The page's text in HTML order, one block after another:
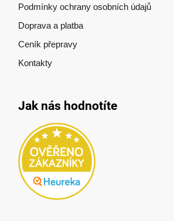
Podmínky ochrany osobních údajů
Doprava a platba
Ceník přepravy
Kontakty
Jak nás hodnotíte